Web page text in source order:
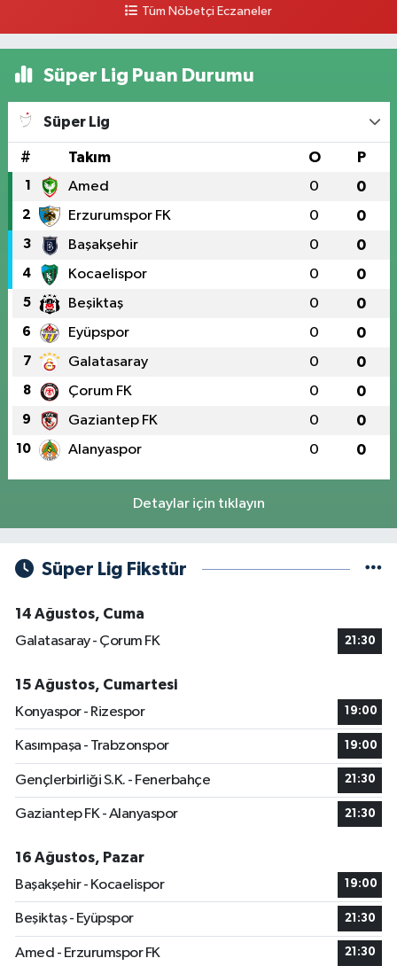
Yol Tarifi Al
Tüm Nöbetçi Eczaneler
Süper Lig Puan Durumu
Süper Lig
# Takım O P
1 Amed 0 0
2 Erzurumspor FK 0 0
3 Başakşehir 0 0
4 Kocaelispor 0 0
5 Beşiktaş 0 0
6 Eyüpspor 0 0
7 Galatasaray 0 0
8 Çorum FK 0 0
9 Gaziantep FK 0 0
10 Alanyaspor 0 0
Detaylar için tıklayın
Süper Lig Fikstür
14 Ağustos, Cuma
Galatasaray - Çorum FK
21:30
15 Ağustos, Cumartesi
Konyaspor - Rizespor
19:00
Kasımpaşa - Trabzonspor 19:00
Gençlerbirliği S.K. - Fenerbahçe 21:30
Gaziantep FK - Alanyaspor 21:30
16 Ağustos, Pazar
Başakşehir - Kocaelispor
19:00
Beşiktaş - Eyüpspor 21:30
Amed - Erzurumspor FK 21:30